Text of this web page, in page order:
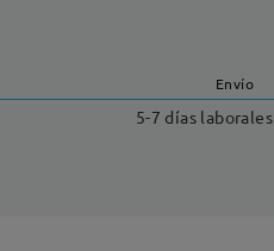
Envío
5-7 días laborales